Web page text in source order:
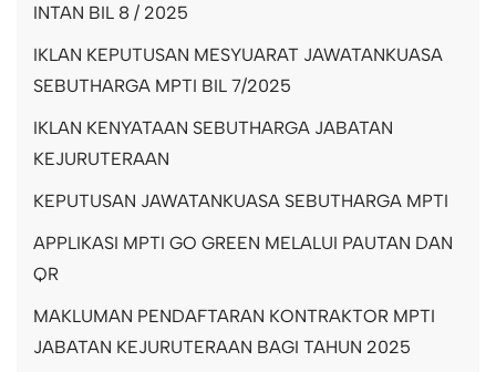
INTAN BIL 8 / 2025
IKLAN KEPUTUSAN MESYUARAT JAWATANKUASA
SEBUTHARGA MPTI BIL 7/2025
IKLAN KENYATAAN SEBUTHARGA JABATAN
KEJURUTERAAN
KEPUTUSAN JAWATANKUASA SEBUTHARGA MPTI
APPLIKASI MPTI GO GREEN MELALUI PAUTAN DAN
QR
MAKLUMAN PENDAFTARAN KONTRAKTOR MPTI
JABATAN KEJURUTERAAN BAGI TAHUN 2025